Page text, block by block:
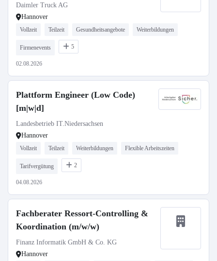
Daimler Truck AG
Hannover
Vollzeit Teilzeit Gesundheitsangebote Weiterbildungen
Firmenevents 5
02.08.2026
Plattform Engineer (Low Code)
[m|w|d]
Landesbetrieb IT.Niedersachsen
Hannover
Vollzeit Teilzeit Weiterbildungen Flexible Arbeitszeiten
Tarifvergütung 2
04.08.2026
Fachberater Ressort-Controlling &
Koordination (m/w/w)
Finanz Informatik GmbH & Co. KG
Hannover